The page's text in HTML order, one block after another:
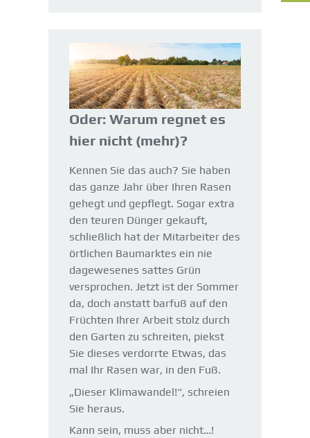
Oder: Warum regnet es
hier nicht (mehr)?
Kennen Sie das auch? Sie haben
das ganze Jahr über Ihren Rasen
gehegt und gepflegt. Sogar extra
den teuren Dünger gekauft,
schließlich hat der Mitarbeiter des
örtlichen Baumarktes ein nie
dagewesenes sattes Grün
versprochen. Jetzt ist der Sommer
da, doch anstatt barfuß auf den
Früchten Ihrer Arbeit stolz durch
den Garten zu schreiten, piekst
Sie dieses verdorrte Etwas, das
mal Ihr Rasen war, in den Fuß.
„Dieser Klimawandel!“, schreien
Sie heraus.
Kann sein, muss aber nicht…!